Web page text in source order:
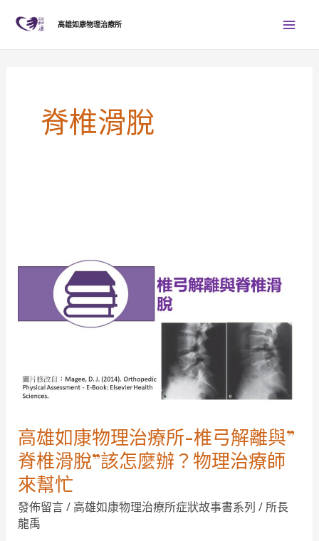
高雄如康物理治療所
脊椎滑脫
高雄如康物理治療所-椎弓解離與”
脊椎滑脫”該怎麼辦？物理治療師
來幫忙
發佈留言/ 高雄如康物理治療所症狀故事書系列 / 所長
龍禹
治
椎
弓
離
與”
脊
椎
滑
脫”